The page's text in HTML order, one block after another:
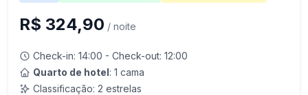
R$ 324,90 / noite
Check-in: 14:00 - Check-out: 12:00
Quarto de hotel: 1 cama
Classificação: 2 estrelas